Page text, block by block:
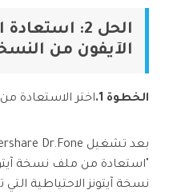
الحل 2:
الآيفون من
الخطوة 1. اختر الاستعادة
"استعادة من ملف نسخة
نسخة آيتونز الاحتياطية